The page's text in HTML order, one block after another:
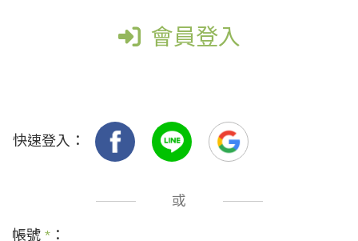
會員登入
快速登入：
或
帳號 * ：